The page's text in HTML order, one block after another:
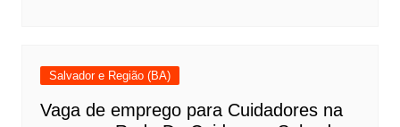
Salvador e Região (BA)
Vaga de emprego para Cuidadores na